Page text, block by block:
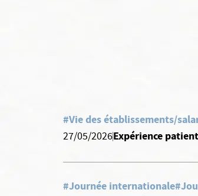
#Vie des établissements/
27/05/2026Expérience patient
#Journée internationale